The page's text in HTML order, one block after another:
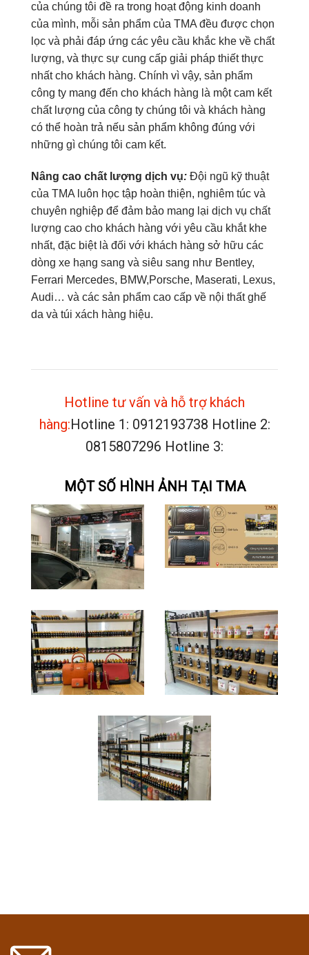
của chúng tôi đề ra trong hoạt động kinh doanh
của mình, mỗi sản phẩm của TMA đều được chọn
lọc và phải đáp ứng các yêu cầu khắc khe về chất
lượng, và thực sự cung cấp giải pháp thiết thực
nhất cho khách hàng. Chính vì vậy, sản phẩm
công ty mang đến cho khách hàng là một cam kết
chất lượng của công ty chúng tôi và khách hàng
có thể hoàn trả nếu sản phẩm không đúng với
những gì chúng tôi cam kết.
Nâng cao chất lượng d ịch vụ: Đội ngũ kỹ thuật
của TMA luôn học tập hoàn thiện, nghiêm túc và
chuyên nghiệp để đảm bảo mang lại dịch vụ chất
lượng cao cho khách hàng với yêu cầu khắt khe
nhất, đặc biệt là đối với khách hàng sở hữu các
dòng xe hạng sang và siêu sang như Bentley,
Ferrari Mercedes, BMW,Porsche, Maserati, Lexus,
Audi… và các sản phẩm cao cấp về nội thất ghế
da và túi xách hàng hiệu.
Hotline tư vấn và hỗ trợ khách
hàng:Hotline 1: 0912193738 Hotline 2:
0815807296 Hotline 3:
MỘT SỐ HÌNH ẢNH TẠI TMA